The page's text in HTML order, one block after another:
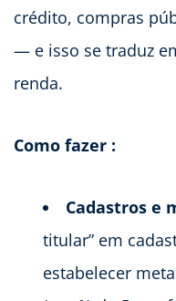
crédito, compras
— e isso se traduz
renda.
Como fazer :
Cadastros e
titular” em
estabelecer